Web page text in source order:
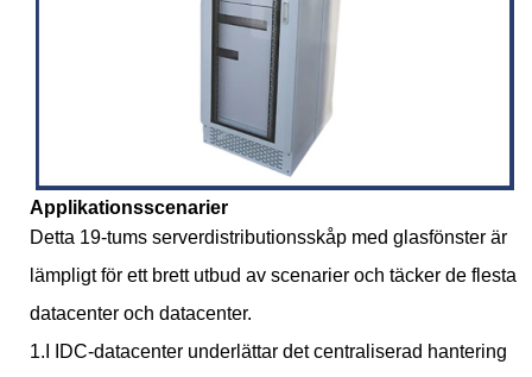
Applikationsscenarier
Detta 19-tums serverdistributionsskåp med glasfönster är
lämpligt för ett brett utbud av scenarier och täcker de flesta
datacenter och datacenter.
1.I IDC-datacenter underlättar det centraliserad hantering